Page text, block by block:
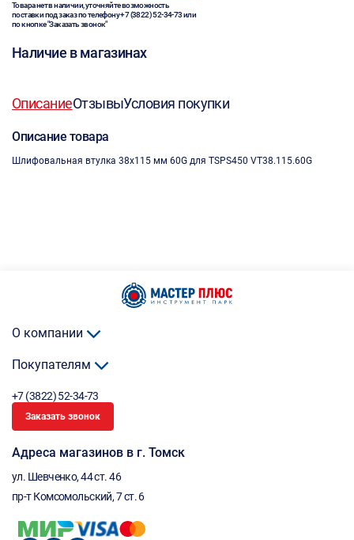
Товара нет в наличии, уточняйте возможность
поставки под заказ по телефону+7 (3822) 52-34-73или
по кнопке "Заказать звонок"
Наличие в магазинах
ОписаниеОтзывыУсловия покупки
Описание товара
Шлифовальная втулка 38х115 мм 60G для TSPS450 VT38.115.60G
О компании
Покупателям
+7 (3822) 52-34-73
Заказать звонок
Адреса магазинов в г. Томск
ул. Шевченко, 44 ст. 46
пр-т Комсомольский, 7 ст. 6